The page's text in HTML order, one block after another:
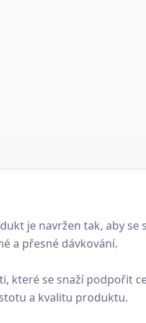
je navržen tak, aby se
a přesné dávkování.
které se snaží podpořit
a kvalitu produktu.